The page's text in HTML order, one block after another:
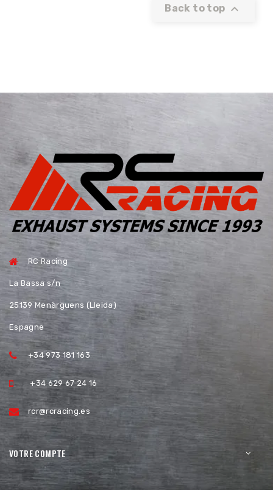
Back to top 
RC Racing
La Bassa s/n
25139 Menàrguens (Lleida)
Espagne
+34 973 181 163
+34 629 67 24 16
rcr@rcracing.es
VOTRE COMPTE